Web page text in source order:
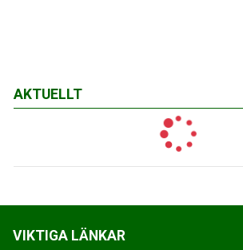
AKTUELLT
VIKTIGA LÄNKAR